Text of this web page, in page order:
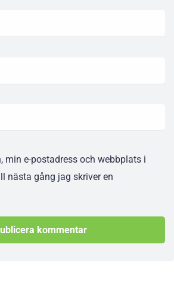
min e-postadress och webbplats i
nästa gång jag skriver en